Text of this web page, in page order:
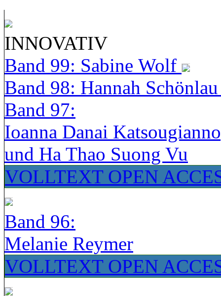
INNOVATIV
Band 99: Sabine Wolf
Band 98: Hannah
Band 97:
Ioanna Danai
und Ha Thao Suong Vu
VOLLTEXT OPEN
Band 96:
Melanie Reymer
VOLLTEXT OPEN